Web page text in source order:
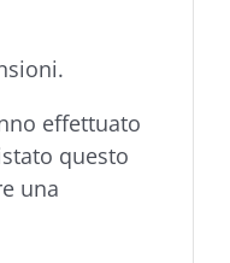
effettuato
questo
una